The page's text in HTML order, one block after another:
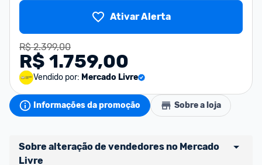
Ativar Alerta
R$ 2.399,00
R$ 1.759,00
Vendido por: Mercado Livre
Informações da promoção Sobre a loja
Sobre alteração de vendedores no Mercado
Livre